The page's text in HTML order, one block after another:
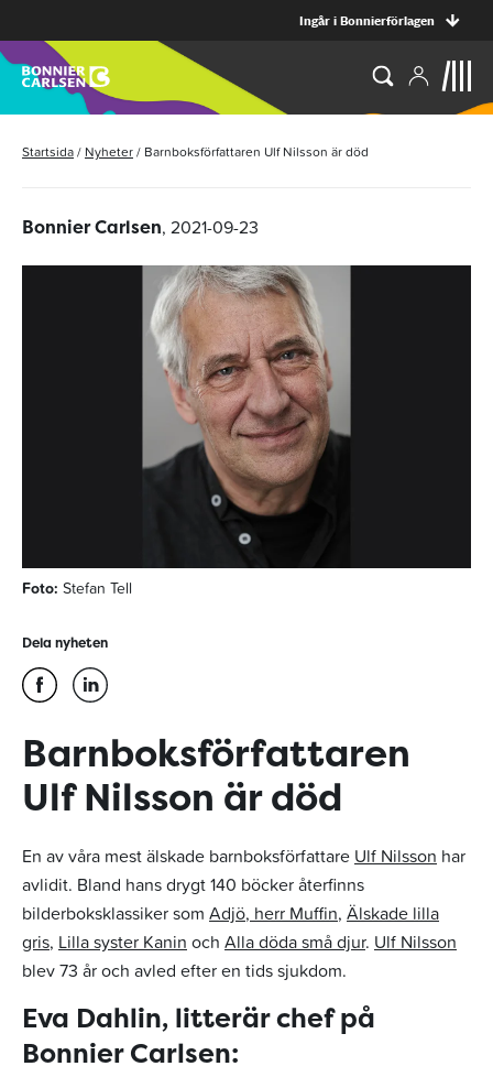
Ingår i Bonnierförlagen
Startsida/ Nyheter/ Barnboksförfattaren Ulf Nilsson är död
Bonnier Carlsen, 2021-09-23
Foto: Stefan Tell
Dela nyheten
Barnboksförfattaren
Ulf Nilsson är död
En av våra mest älskade barnboksförfattare Ulf Nilsson har
avlidit. Bland hans drygt 140 böcker återfinns
bilderboksklassiker som Adjö, herr Muffin, Älskade lilla
gris, Lilla syster Kanin och Alla döda små djur. Ulf Nilsson
blev 73 år och avled efter en tids sjukdom.
Eva Dahlin, litterär chef på
Bonnier Carlsen: